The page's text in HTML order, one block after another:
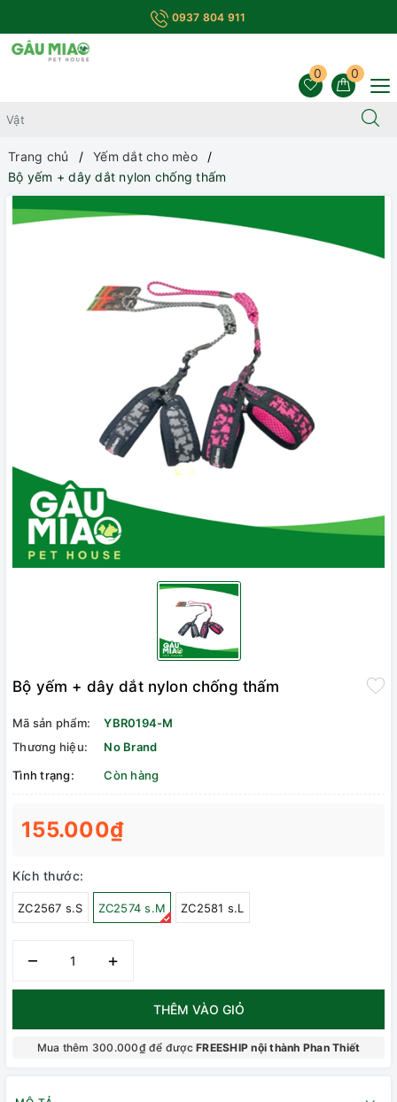
0937 804 911
0
0
Trang chủ
Yếm dắt cho mèo
Bộ yếm + dây dắt nylon chống thấm
Bộ yếm + dây dắt nylon chống thấm
Mã sản phẩm:
YBR0194-M
Thương hiệu:
No Brand
Tình trạng:
Còn hàng
155.000₫
Kích thước:
ZC2567 s.S ZC2574 s.M ZC2581 s.L
– +
THÊM VÀO GIỎ
Mua thêm 300.000₫ để đượcFREESHIP nội thành Phan Thiết